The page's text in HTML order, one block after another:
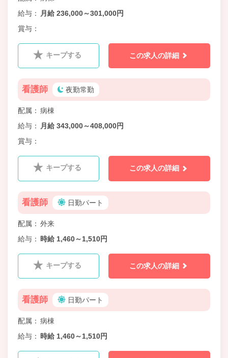
給与
月給 236,000～301,000円
賞与
キープする この求人の詳細
看護師 夜勤常勤
配属
病棟
給与
月給 343,000～408,000円
賞与
キープする この求人の詳細
看護師 日勤パート
配属
外来
給与
時給 1,460～1,510円
キープする この求人の詳細
看護師 日勤パート
配属
病棟
給与
時給 1,460～1,510円